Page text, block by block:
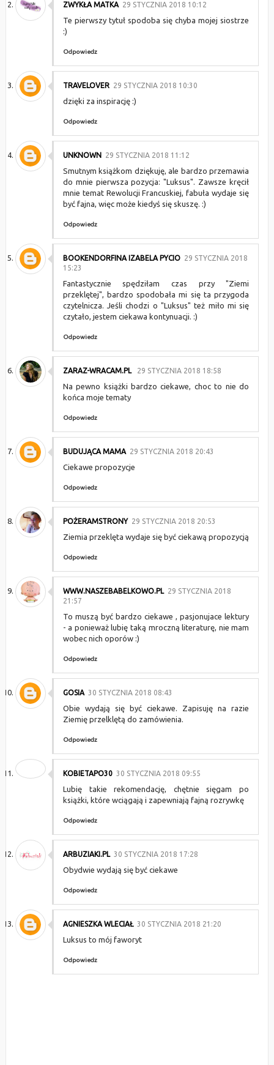
ZWYKŁA MATKA 29 STYCZNIA 2018 10:12
Te pierwszy tytuł spodoba się chyba mojej siostrze
:)
Odpowiedz
TRAVELOVER 29 STYCZNIA 2018 10:30
dzięki za inspirację :)
Odpowiedz
UNKNOWN 29 STYCZNIA 2018 11:12
Smutnym książkom dziękuję, ale bardzo przemawia
do mnie pierwsza pozycja: "Luksus". Zawsze kręcił
mnie temat Rewolucji Francuskiej, fabuła wydaje się
być fajna, więc może kiedyś się skuszę. :)
Odpowiedz
BOOKENDORFINA IZABELA PYCIO 29 STYCZNIA 2018
15:23
Fantastycznie spędziłam czas przy "Ziemi
przeklętej", bardzo spodobała mi się ta przygoda
czytelnicza. Jeśli chodzi o "Luksus" też miło mi się
czytało, jestem ciekawa kontynuacji. :)
Odpowiedz
ZARAZ-WRACAM.PL 29 STYCZNIA 2018 18:58
Na pewno książki bardzo ciekawe, choc to nie do
końca moje tematy
Odpowiedz
BUDUJĄCA MAMA 29 STYCZNIA 2018 20:43
Ciekawe propozycje
Odpowiedz
POŻERAMSTRONY 29 STYCZNIA 2018 20:53
Ziemia przeklęta wydaje się być ciekawą propozycją
Odpowiedz
WWW.NASZEBABELKOWO.PL 29 STYCZNIA 2018
21:57
To muszą być bardzo ciekawe , pasjonujace lektury
- a ponieważ lubię taką mroczną literaturę, nie mam
wobec nich oporów :)
Odpowiedz
GOSIA 30 STYCZNIA 2018 08:43
Obie wydają się być ciekawe. Zapisuję na razie
Ziemię przelklętą do zamówienia.
Odpowiedz
KOBIETAPO30 30 STYCZNIA 2018 09:55
Lubię takie rekomendację, chętnie sięgam po
książki, które wciągają i zapewniają fajną rozrywkę
Odpowiedz
ARBUZIAKI.PL 30 STYCZNIA 2018 17:28
Obydwie wydają się być ciekawe
Odpowiedz
AGNIESZKA WLECIAŁ 30 STYCZNIA 2018 21:20
Luksus to mój faworyt
Odpowiedz